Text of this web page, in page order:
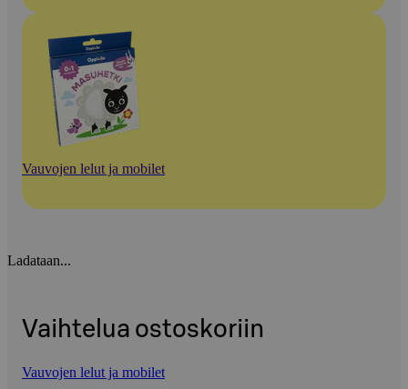
Vauvojen lelut ja mobilet
Ladataan...
Vaihtelua ostoskoriin
Vauvojen lelut ja mobilet